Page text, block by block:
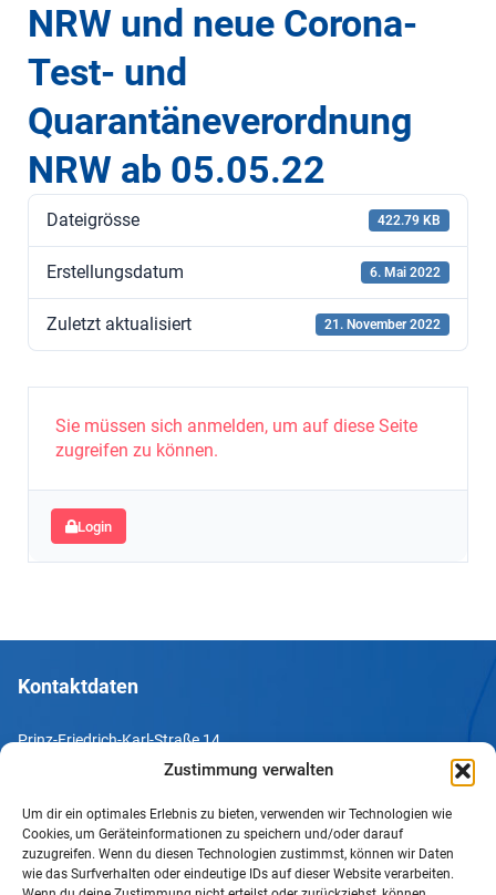
Zustimmung verwalten
Um dir ein optimales Erlebnis zu bieten, verwenden wir Technologien wie
Cookies, um Geräteinformationen zu speichern und/oder darauf
zuzugreifen. Wenn du diesen Technologien zustimmst, können wir Daten
wie das Surfverhalten oder eindeutige IDs auf dieser Website verarbeiten.
NRW und neue Corona-
Test- und
Quarantäneverordnung
NRW ab 05.05.22
Dateigrösse 422.79 KB
Erstellungsdatum 6. Mai 2022
Zuletzt aktualisiert 21. November 2022
Sie müssen sich anmelden, um auf diese Seite
zugreifen zu können.
Login
Kontaktdaten
Prinz-Friedrich-Karl-Straße 14
Tel. +49 231 952052-10
Fax +49 231 952052-60
e-Mail info@uv-do.de